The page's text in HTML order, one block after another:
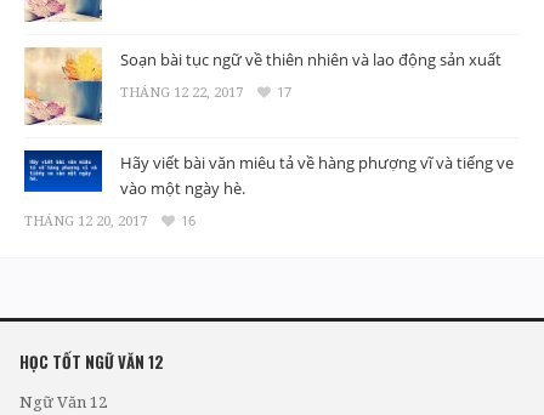
Soạn bài tục ngữ về thiên nhiên và lao động sản xuất
THÁNG 12 22, 2017 17
Hãy viết bài văn miêu tả về hàng phượng vĩ và tiếng ve
vào một ngày hè.
THÁNG 12 20, 2017 16
HỌC TỐT NGỮ VĂN 12
Ngữ Văn 12